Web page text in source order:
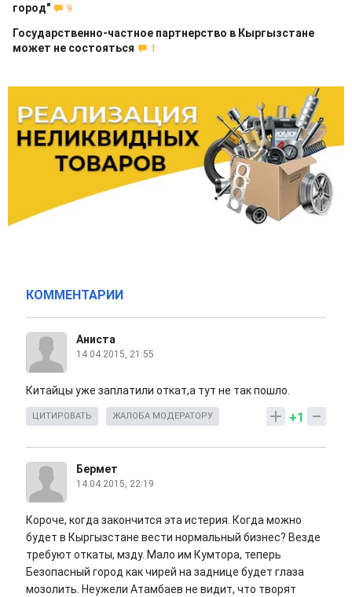
город"
9
Государственно-частное партнерство в Кыргызстане
может не состояться
1
КОММЕНТАРИИ
Аниста
14.04.2015, 21:55
Китайцы уже заплатили откат,а тут не так пошло.
+1
ЦИТИРОВАТЬ ЖАЛОБА МОДЕРАТОРУ
Бермет
14.04.2015, 22:19
Короче, когда закончится эта истерия. Когда можно
будет в Кыргызстане вести нормальный бизнес? Везде
требуют откаты, мзду. Мало им Кумтора, теперь
Безопасный город как чирей на заднице будет глаза
мозолить. Неужели Атамбаев не видит, что творят